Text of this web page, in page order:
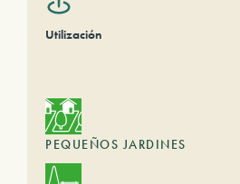
Utilización
PEQUEÑOS JARDINES